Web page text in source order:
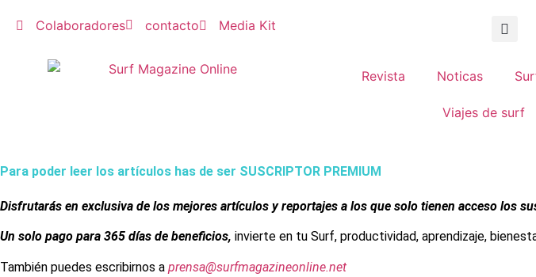
Colaboradores contacto Media Kit
Revista Noticas
Viajes de surf
Para poder leer los artículos has de ser SUSCRIPTOR PREMIUM
Disfrutarás en exclusiva de los mejores artículos y reportajes a los que solo tienen acceso los
Un solo pago para 365 días de beneficios, invierte en tu Surf, productividad, aprendizaje,
También puedes escribirnos a prensa@surfmagazineonline.net